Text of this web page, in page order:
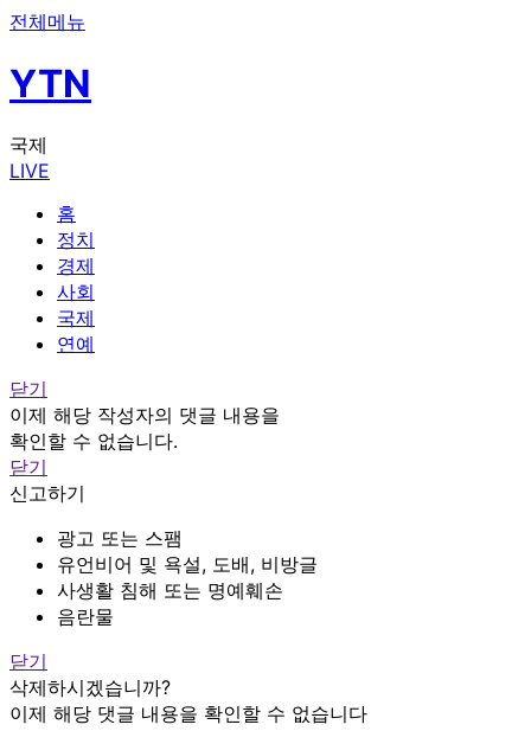
전체메뉴
YTN
국제
LIVE
홈
정치
경제
사회
국제
연예
닫기
이제 해당 작성자의 댓글 내용을
확인할 수 없습니다.
닫기
신고하기
광고 또는 스팸
유언비어 및 욕설, 도배, 비방글
사생활 침해 또는 명예훼손
음란물
닫기
삭제하시겠습니까?
이제 해당 댓글 내용을 확인할 수 없습니다